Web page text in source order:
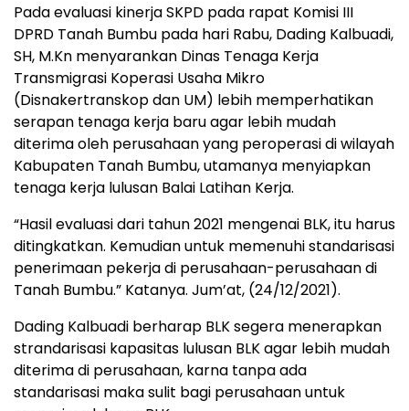
Pada evaluasi kinerja SKPD pada rapat Komisi III
DPRD Tanah Bumbu pada hari Rabu, Dading Kalbuadi,
SH, M.Kn menyarankan Dinas Tenaga Kerja
Transmigrasi Koperasi Usaha Mikro
(Disnakertranskop dan UM) lebih memperhatikan
serapan tenaga kerja baru agar lebih mudah
diterima oleh perusahaan yang peroperasi di wilayah
Kabupaten Tanah Bumbu, utamanya menyiapkan
tenaga kerja lulusan Balai Latihan Kerja.
“Hasil evaluasi dari tahun 2021 mengenai BLK, itu harus
ditingkatkan. Kemudian untuk memenuhi standarisasi
penerimaan pekerja di perusahaan-perusahaan di
Tanah Bumbu.” Katanya. Jum’at, (24/12/2021).
Dading Kalbuadi berharap BLK segera menerapkan
strandarisasi kapasitas lulusan BLK agar lebih mudah
diterima di perusahaan, karna tanpa ada
standarisasi maka sulit bagi perusahaan untuk